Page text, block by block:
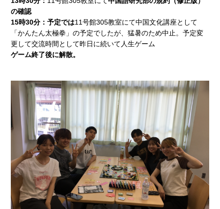
の確認
15時30分：予定では11号館305教室にて中国文化講座として
「かんたん太極拳」の予定でしたが、猛暑のため中止。予定変
更して交流時間として昨日に続いて人生ゲーム
ゲーム終了後に解散。